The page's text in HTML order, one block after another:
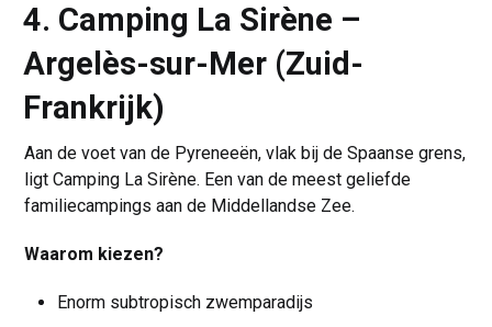
4. Camping La Sirène –
Argelès-sur-Mer (Zuid-
Frankrijk)
Aan de voet van de Pyreneeën, vlak bij de Spaanse grens,
ligt Camping La Sirène. Een van de meest geliefde
familiecampings aan de Middellandse Zee.
Waarom kiezen?
Enorm subtropisch zwemparadijs